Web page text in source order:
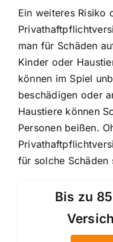
Ein weiteres Risiko
man für Schäden
Kinder oder
können im Spiel
beschädigen oder
Haustiere können
Personen beißen.
für solche Schäden
Bis zu